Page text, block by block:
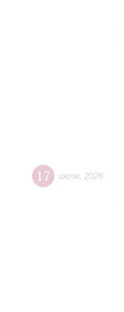
17 июля 2026